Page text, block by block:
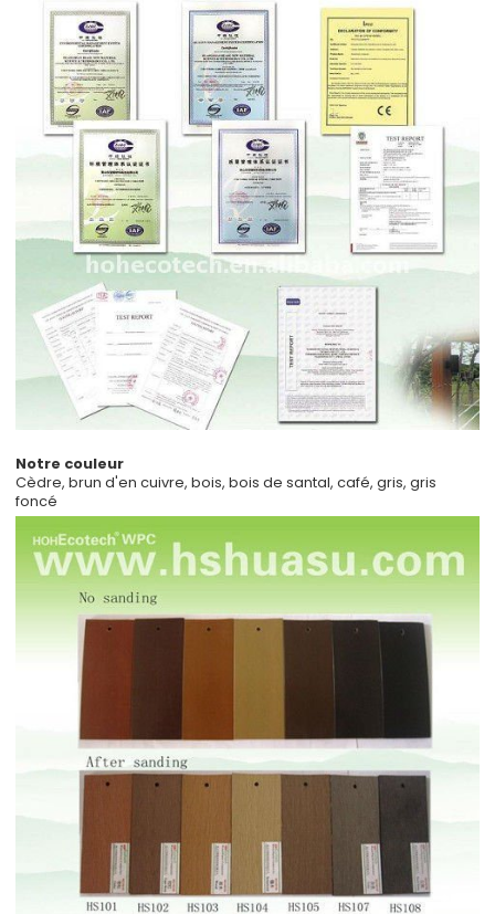
Notre couleur
Cèdre, brun d'en cuivre, bois, bois de santal, café, gris, gris
foncé